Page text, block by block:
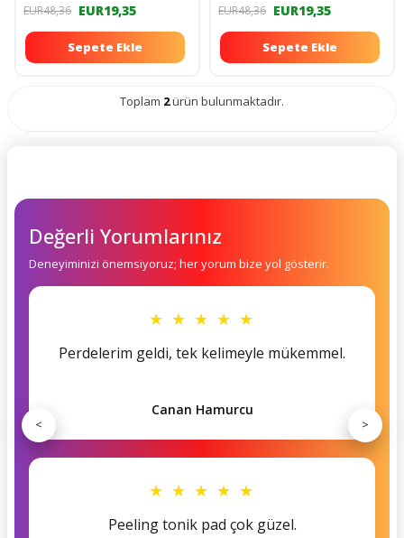
EUR48,36 EUR19,35
Sepete Ekle
EUR48,36 EUR19,35
Sepete Ekle
Toplam 2ürün bulunmaktadır.
Değerli Yorumlarınız
Deneyiminizi önemsiyoruz; her yorum bize yol gösterir.
★ ★ ★ ★ ★
Perdelerim geldi, tek kelimeyle mükemmel.
Canan Hamurcu
★ ★ ★ ★ ★
Peeling tonik pad çok güzel.
< >